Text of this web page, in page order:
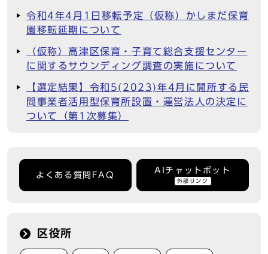
令和4年4月1日移転予定（仮称）かしまだ保育
園移転延期について
（仮称）高津区保育・子育て総合支援センター
に関するサウンディング調査の実施について
【選定結果】令和5(2023)年4月に開所する民
間事業者活用型保育所設置・運営法人の決定に
ついて（第1次募集）
よくある質問FAQ
AIチャットボット
外部リンク
区役所